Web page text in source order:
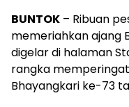
BUNTOK – Ribuan
memeriahkan ajang
digelar di halaman
rangka
Bhayangkari ke-73